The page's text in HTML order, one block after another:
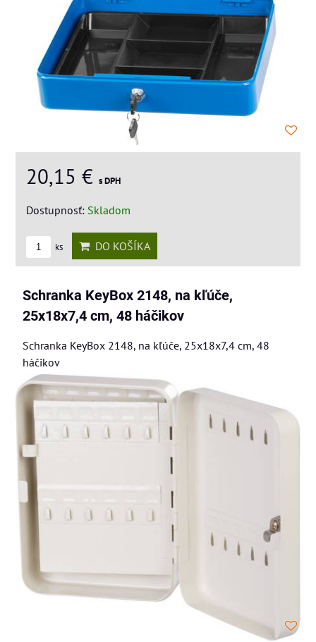
20,15 € s DPH
Dostupnosť: Skladom
ks DO KOŠÍKA
Schranka KeyBox 2148, na kľúče,
25x18x7,4 cm, 48 háčikov
Schranka KeyBox 2148, na kľúče, 25x18x7,4 cm, 48
háčikov